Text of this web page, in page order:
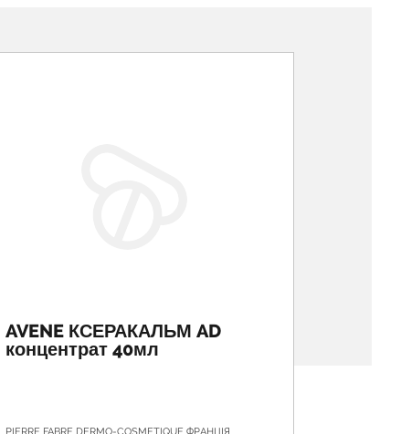
AVENE КСЕРАКАЛЬМ AD
концентрат 40мл